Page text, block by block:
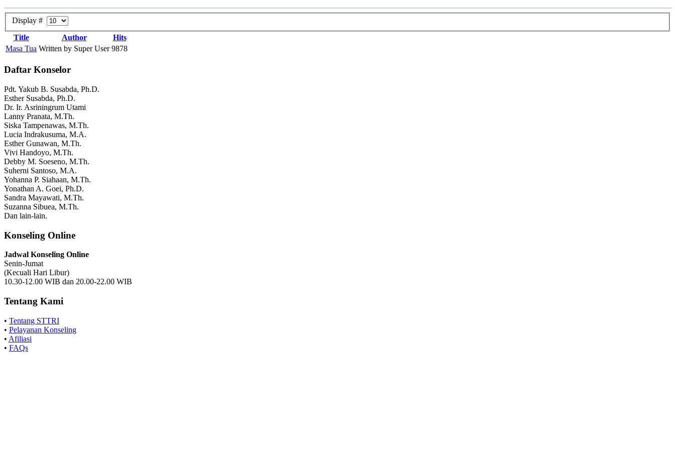
Display #
Title
Author
Hits
Masa Tua Written by Super User 9878
Daftar Konselor
Pdt. Yakub B. Susabda, Ph.D.
Esther Susabda, Ph.D.
Dr. Ir. Asriningrum Utami
Lanny Pranata, M.Th.
Siska Tampenawas, M.Th.
Lucia Indrakusuma, M.A.
Esther Gunawan, M.Th.
Vivi Handoyo, M.Th.
Debby M. Soeseno, M.Th.
Suherni Santoso, M.A.
Yohanna P. Siahaan, M.Th.
Yonathan A. Goei, Ph.D.
Sandra Mayawati, M.Th.
Suzanna Sibuea, M.Th.
Dan lain-lain.
Konseling Online
Jadwal Konseling Online
Senin-Jumat
(Kecuali Hari Libur)
10.30-12.00 WIB dan 20.00-22.00 WIB
Tentang Kami
• Tentang STTRI
• Pelayanan Konseling
• Afiliasi
• FAQs